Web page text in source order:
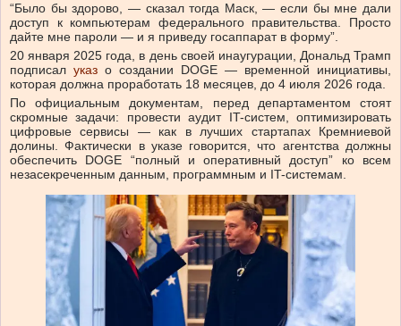
“Было бы здорово, — сказал тогда Маск, — если бы мне дали
доступ к компьютерам федерального правительства. Просто
дайте мне пароли — и я приведу госаппарат в форму”.
20 января 2025 года, в день своей инаугурации, Дональд Трамп
подписал указ о создании DOGE — временной инициативы,
которая должна проработать 18 месяцев, до 4 июля 2026 года.
По официальным документам, перед департаментом стоят
скромные задачи: провести аудит IT-систем, оптимизировать
цифровые сервисы — как в лучших стартапах Кремниевой
долины. Фактически в указе говорится, что агентства должны
обеспечить DOGE “полный и оперативный доступ” ко всем
незасекреченным данным, программным и IT-системам.